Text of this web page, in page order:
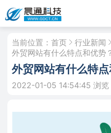
当前位置： 首页
行业新闻
外贸网站有什么特点和优势
外贸网站有什么特点
2022-01-05 14:54:45 浏